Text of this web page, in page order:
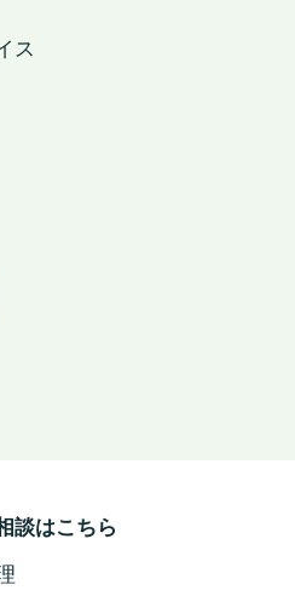
ス
談はこちら